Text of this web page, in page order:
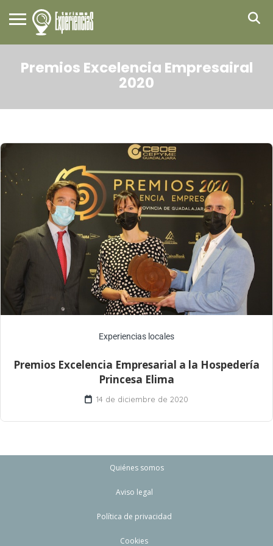
Premios Excelencia Empresairal
2020
Experiencias locales
Premios Excelencia Empresarial a la Hospedería
Princesa Elima
14 de diciembre de 2020
Quiénes somos
Aviso legal
Política de privacidad
Cookies